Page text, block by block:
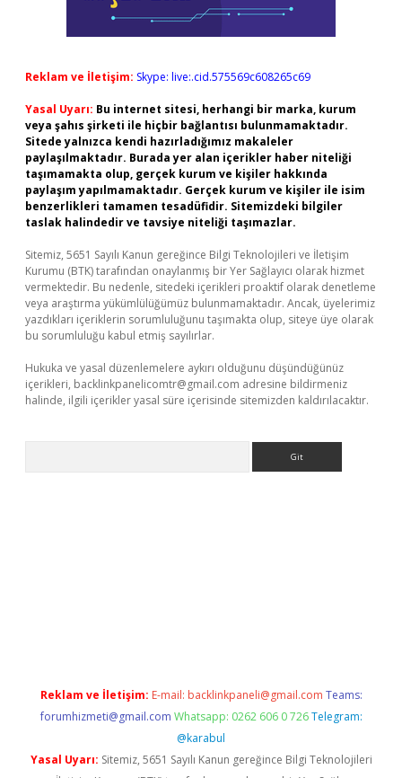
Reklam ve İletişim: Skype: live:.cid.575569c608265c69
Yasal Uyarı: Bu internet sitesi, herhangi bir marka, kurum
veya şahıs şirketi ile hiçbir bağlantısı bulunmamaktadır.
Sitede yalnızca kendi hazırladığımız makaleler
paylaşılmaktadır. Burada yer alan içerikler haber niteliği
taşımamakta olup, gerçek kurum ve kişiler hakkında
paylaşım yapılmamaktadır. Gerçek kurum ve kişiler ile isim
benzerlikleri tamamen tesadüfidir. Sitemizdeki bilgiler
taslak halindedir ve tavsiye niteliği taşımazlar.
Sitemiz, 5651 Sayılı Kanun gereğince Bilgi Teknolojileri ve İletişim
Kurumu (BTK) tarafından onaylanmış bir Yer Sağlayıcı olarak hizmet
vermektedir. Bu nedenle, sitedeki içerikleri proaktif olarak denetleme
veya araştırma yükümlülüğümüz bulunmamaktadır. Ancak, üyelerimiz
yazdıkları içeriklerin sorumluluğunu taşımakta olup, siteye üye olarak
bu sorumluluğu kabul etmiş sayılırlar.
Hukuka ve yasal düzenlemelere aykırı olduğunu düşündüğünüz
içerikleri, backlinkpanelicomtr@gmail.com adresine bildirmeniz
halinde, ilgili içerikler yasal süre içerisinde sitemizden kaldırılacaktır.
Reklam ve İletişim: E-mail: backlinkpaneli@gmail.com Teams:
forumhizmeti@gmail.com Whatsapp: 0262 606 0 726 Telegram:
@karabul
Yasal Uyarı: Sitemiz, 5651 Sayılı Kanun gereğince Bilgi Teknolojileri